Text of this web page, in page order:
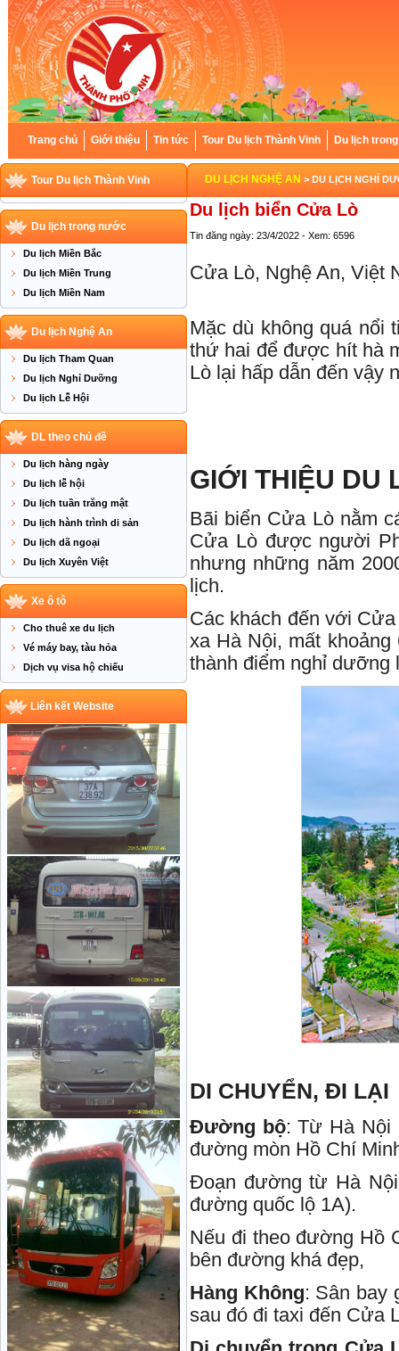
Trang chủ Giới thiệu Tin tức Tour Du lịch Thành Vinh Du lịch
Tour Du lịch Thành Vinh
Du lịch trong nước
Du lịch Miền Bắc
Du lịch Miền Trung
Du lịch Miền Nam
Du lịch Nghệ An
Du lịch Tham Quan
Du lịch Nghỉ Dưỡng
Du lịch Lễ Hội
DL theo chủ đề
Du lịch hàng ngày
Du lịch lễ hội
Du lịch tuần trăng mật
Du lịch hành trình di sản
Du lịch dã ngoại
Du lịch Xuyên Việt
Xe ô tô
Cho thuê xe du lịch
Vé máy bay, tàu hỏa
Dịch vụ visa hộ chiếu
Liên kết Website
DU LỊCH NGHỆ AN > DU LỊCH NGHỈ
Du lịch biển Cửa Lò
Tin đăng ngày: 23/4/2022 - Xem: 6596
Cửa Lò, Nghệ An, Việt
Mặc dù không quá nổi
thứ hai để được hít hà
Lò lại hấp dẫn đến vậy
GIỚI THIỆU DU
Bãi biển Cửa Lò nằm
Cửa Lò được người
nhưng những năm
lịch.
Các khách đến với
xa Hà Nội, mất
thành điểm nghỉ dưỡng
DI CHUYỂN, ĐI LẠI
Đường bộ: Từ Hà Nội
đường mòn Hồ Chí
Đoạn đường từ Hà
đường quốc lộ 1A).
Nếu đi theo đường Hồ
bên đường khá đẹp,
Hàng Không: Sân bay
sau đó đi taxi đến Cửa